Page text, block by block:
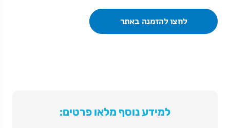
לחצו להזמנה באתר
למידע נוסף מלאו פרטים: